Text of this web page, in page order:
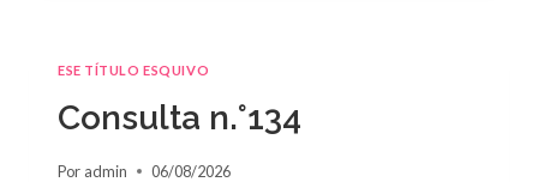
ESE TÍTULO ESQUIVO
Consulta n.°134
Por admin 06/08/2026